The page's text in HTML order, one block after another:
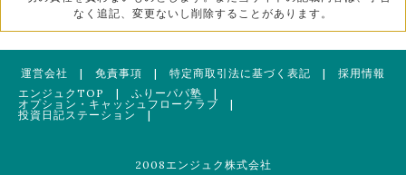
なく追記、変更ないし削除することがあります。
運営会社 | 免責事項 | 特定商取引法に基づく表記 | 採用情報
エンジュクTOP
| ふりーパパ塾 |
オプション・キャッシュフロークラブ |
投資日記ステーション
|
2008エンジュク株式会社